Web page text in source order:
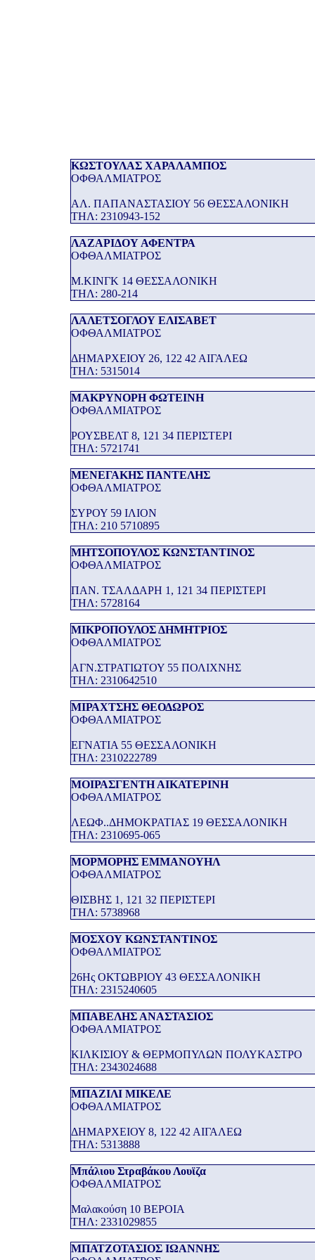
ΚΩΣΤΟΥΛΑΣ ΧΑΡΑΛΑΜΠΟΣ
ΟΦΘΑΛΜΙΑΤΡΟΣ
ΑΛ. ΠΑΠΑΝΑΣΤΑΣΙΟΥ 56 ΘΕΣΣΑΛΟΝΙΚΗ
THΛ: 2310943-152
ΛΑΖΑΡΙΔΟΥ ΑΦΕΝΤΡΑ
ΟΦΘΑΛΜΙΑΤΡΟΣ
Μ.ΚΙΝΓΚ 14 ΘΕΣΣΑΛΟΝΙΚΗ
THΛ: 280-214
ΛΑΛΕΤΣΟΓΛΟΥ ΕΛΙΣΑΒΕΤ
ΟΦΘΑΛΜΙΑΤΡΟΣ
ΔΗΜΑΡΧΕΙΟΥ 26, 122 42 ΑΙΓΑΛΕΩ
THΛ: 5315014
ΜΑΚΡΥΝΟΡΗ ΦΩΤΕΙΝΗ
ΟΦΘΑΛΜΙΑΤΡΟΣ
ΡΟΥΣΒΕΛΤ 8, 121 34 ΠΕΡΙΣΤΕΡΙ
THΛ: 5721741
ΜΕΝΕΓΑΚΗΣ ΠΑΝΤΕΛΗΣ
ΟΦΘΑΛΜΙΑΤΡΟΣ
ΣΥΡΟΥ 59 ΙΛΙΟΝ
THΛ: 210 5710895
ΜΗΤΣΟΠΟΥΛΟΣ ΚΩΝΣΤΑΝΤΙΝΟΣ
ΟΦΘΑΛΜΙΑΤΡΟΣ
ΠΑΝ. ΤΣΑΛΔΑΡΗ 1, 121 34 ΠΕΡΙΣΤΕΡΙ
THΛ: 5728164
ΜΙΚΡΟΠΟΥΛΟΣ ΔΗΜΗΤΡΙΟΣ
ΟΦΘΑΛΜΙΑΤΡΟΣ
ΑΓΝ.ΣΤΡΑΤΙΩΤΟΥ 55 ΠΟΛΙΧΝΗΣ
THΛ: 2310642510
ΜΙΡΑΧΤΣΗΣ ΘΕΟΔΩΡΟΣ
ΟΦΘΑΛΜΙΑΤΡΟΣ
ΕΓΝΑΤΙΑ 55 ΘΕΣΣΑΛΟΝΙΚΗ
THΛ: 2310222789
ΜΟΙΡΑΣΓΕΝΤΗ ΑΙΚΑΤΕΡΙΝΗ
ΟΦΘΑΛΜΙΑΤΡΟΣ
ΛΕΩΦ..ΔΗΜΟΚΡΑΤΙΑΣ 19 ΘΕΣΣΑΛΟΝΙΚΗ
THΛ: 2310695-065
ΜΟΡΜΟΡΗΣ ΕΜΜΑΝΟΥΗΛ
ΟΦΘΑΛΜΙΑΤΡΟΣ
ΘΙΣΒΗΣ 1, 121 32 ΠΕΡΙΣΤΕΡΙ
THΛ: 5738968
ΜΟΣΧΟΥ ΚΩΝΣΤΑΝΤΙΝΟΣ
ΟΦΘΑΛΜΙΑΤΡΟΣ
26Ης ΟΚΤΩΒΡΙΟΥ 43 ΘΕΣΣΑΛΟΝΙΚΗ
THΛ: 2315240605
ΜΠΑΒΕΛΗΣ ΑΝΑΣΤΑΣΙΟΣ
ΟΦΘΑΛΜΙΑΤΡΟΣ
ΚΙΛΚΙΣΙΟΥ & ΘΕΡΜΟΠΥΛΩΝ ΠΟΛΥΚΑΣΤΡΟ
THΛ: 2343024688
ΜΠΑΖΙΛΙ ΜΙΚΕΛΕ
ΟΦΘΑΛΜΙΑΤΡΟΣ
ΔΗΜΑΡΧΕΙΟΥ 8, 122 42 ΑΙΓΑΛΕΩ
THΛ: 5313888
Μπάλιου Στραβάκου Λουϊζα
ΟΦΘΑΛΜΙΑΤΡΟΣ
Μαλακούση 10 ΒΕΡΟΙΑ
THΛ: 2331029855
ΜΠΑΤΖΟΤΑΣΙΟΣ ΙΩΑΝΝΗΣ